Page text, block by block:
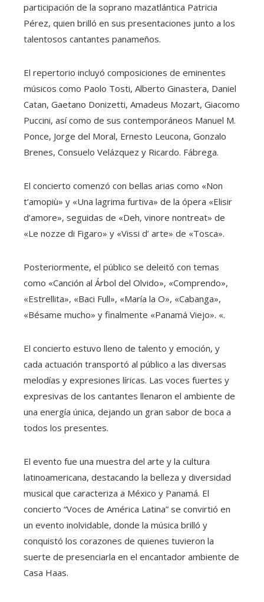
participación de la soprano mazatlántica Patricia
Pérez, quien brilló en sus presentaciones junto a los
talentosos cantantes panameños.
El repertorio incluyó composiciones de eminentes
músicos como Paolo Tosti, Alberto Ginastera, Daniel
Catan, Gaetano Donizetti, Amadeus Mozart, Giacomo
Puccini, así como de sus contemporáneos Manuel M.
Ponce, Jorge del Moral, Ernesto Leucona, Gonzalo
Brenes, Consuelo Velázquez y Ricardo. Fábrega.
El concierto comenzó con bellas arias como «Non
t’amopiù» y «Una lagrima furtiva» de la ópera «Elisir
d’amore», seguidas de «Deh, vinore nontreat» de
«Le nozze di Figaro» y «Vissi d’ arte» de «Tosca».
Posteriormente, el público se deleitó con temas
como «Canción al Árbol del Olvido», «Comprendo»,
«Estrellita», «Baci Full», «María la O», «Cabanga»,
«Bésame mucho» y finalmente «Panamá Viejo». «.
El concierto estuvo lleno de talento y emoción, y
cada actuación transportó al público a las diversas
melodías y expresiones líricas. Las voces fuertes y
expresivas de los cantantes llenaron el ambiente de
una energía única, dejando un gran sabor de boca a
todos los presentes.
El evento fue una muestra del arte y la cultura
latinoamericana, destacando la belleza y diversidad
musical que caracteriza a México y Panamá. El
concierto “Voces de América Latina” se convirtió en
un evento inolvidable, donde la música brilló y
conquistó los corazones de quienes tuvieron la
suerte de presenciarla en el encantador ambiente de
Casa Haas.